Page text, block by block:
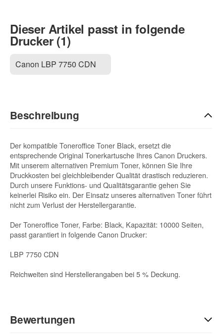
Dieser Artikel passt in folgende
Drucker (1)
Canon LBP 7750 CDN
Beschreibung
Der kompatible Toneroffice Toner Black, ersetzt die
entsprechende Original Tonerkartusche Ihres Canon Druckers.
Mit unserem alternativen Premium Toner, können Sie Ihre
Druckkosten bei gleichbleibender Qualität drastisch reduzieren.
Durch unsere Funktions- und Qualitätsgarantie gehen Sie
keinerlei Risiko ein. Der Einsatz unseres alternativen Toner führt
nicht zum Verlust der Herstellergarantie.
Der Toneroffice Toner, Farbe: Black, Kapazität: 10000 Seiten,
passt garantiert in folgende Canon Drucker:
LBP 7750 CDN
Reichweiten sind Herstellerangaben bei 5 % Deckung.
Bewertungen